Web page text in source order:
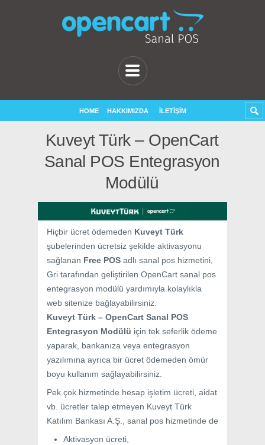
HOME HAKKIMIZDA İLETIŞIM
Kuveyt Türk – OpenCart
Sanal POS Entegrasyon
Modülü
Hiçbir ücret ödemeden Kuveyt Türk
şubelerinden ücretsiz şekilde aktivasyonu
sağlanan Free POS adlı sanal pos hizmetini,
Gri tarafından geliştirilen OpenCart sanal pos
entegrasyon modülü yardımıyla kolaylıkla
web sitenize bağlayabilirsiniz.
Kuveyt Türk – OpenCart Sanal POS
Entegrasyon Modülü için tek seferlik ödeme
yaparak, bankanıza veya entegrasyon
yazılımına ayrıca bir ücret ödemeden ömür
boyu kullanım sağlayabilirsiniz.
Pek çok hizmetinde hesap işletim ücreti, aidat
vb. ücretler talep etmeyen Kuveyt Türk
Katılım Bankası A.Ş., sanal pos hizmetinde de
Aktivasyon ücreti,